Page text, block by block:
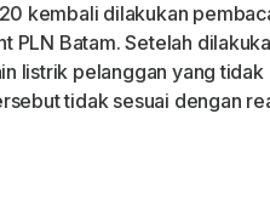
kembali dilakukan
PLN Batam. Setelah
listrik pelanggan yang
tidak sesuai dengan